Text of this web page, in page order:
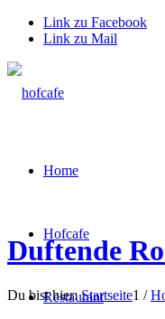
Link zu Facebook
Link zu Mail
Home
Hofcafe
Restaurant
Duftende
Du bist hier: Startseite1 /